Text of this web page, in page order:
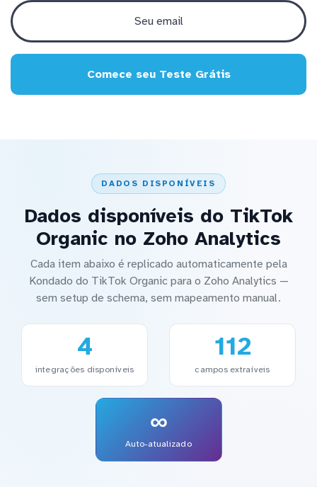
Comece seu Teste Grátis
DADOS DISPONÍVEIS
Dados disponíveis do TikTok
Organic no Zoho Analytics
Cada item abaixo é replicado automaticamente pela
Kondado do TikTok Organic para o Zoho Analytics —
sem setup de schema, sem mapeamento manual.
4
integrações disponíveis
112
campos extraíveis
∞
Auto-atualizado